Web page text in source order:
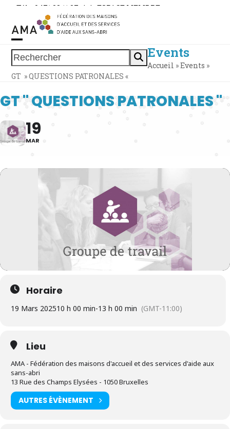
Skip
content
Tél. : 0471 38 11 37 | | ESPACE MEMBRE
Rechercher
Open
mobile
Close
mobile
Events
Accueil »Events »
GT » QUESTIONS PATRONALES «
GT " QUESTIONS PATRONALES "
19
MAR
Horaire
19 Mars 202510 h 00 min-13 h 00 min (GMT-11:00)
Lieu
AMA - Fédération des maisons d'accueil et des services d'aide aux
sans-abri
13 Rue des Champs Elysées - 1050 Bruxelles
AUTRES ÉVÈNEMENT